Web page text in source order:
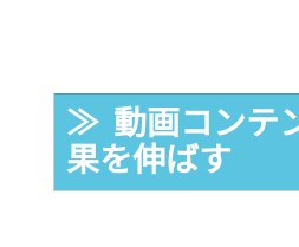
≫  動画コンテ
果を伸ばす